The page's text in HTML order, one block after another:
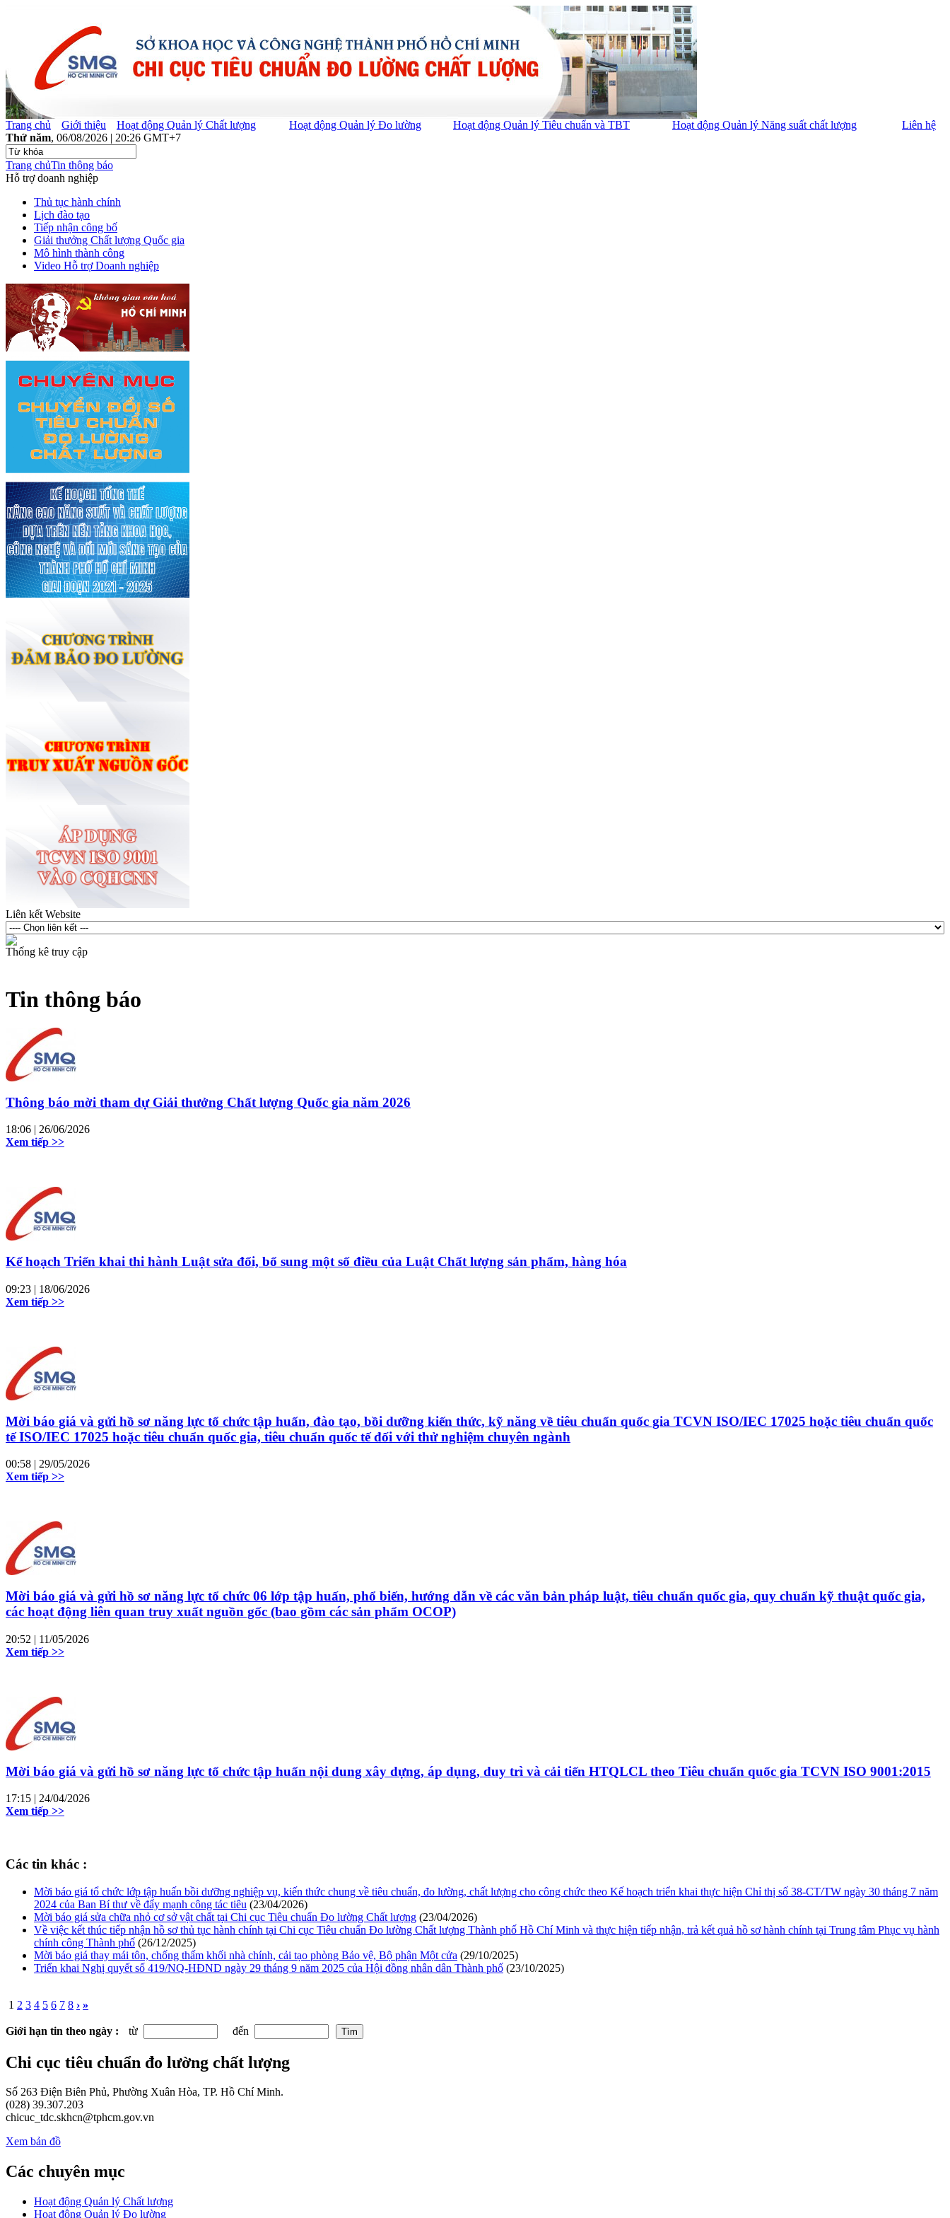
Trang chủ Giới thiệu Hoạt động Quản lý Chất lượng Hoạt động Quản lý Đo lường Hoạt động Quản lý Tiêu chuẩn và TBT Hoạt động Quản lý Năng suất chất lượng
Liên hệ
Thứ năm, 06/08/2026 | 20:26 GMT+7
Trang chủTin thông báo
Hỗ trợ doanh nghiệp
Thủ tục hành chính
Lịch đào tạo
Tiếp nhận công bố
Giải thưởng Chất lượng Quốc gia
Mô hình thành công
Video Hỗ trợ Doanh nghiệp
Liên kết Website
Thống kê truy cập
Tin thông báo
Thông báo mời tham dự Giải thưởng Chất lượng Quốc gia năm 2026
18:06 | 26/06/2026
Xem tiếp >>
Kế hoạch Triển khai thi hành Luật sửa đổi, bổ sung một số điều của Luật Chất lượng sản phẩm, hàng hóa
09:23 | 18/06/2026
Xem tiếp >>
Mời báo giá và gửi hồ sơ năng lực tổ chức tập huấn, đào tạo, bồi dưỡng kiến thức, kỹ năng về tiêu chuẩn quốc gia TCVN ISO/IEC 17025 hoặc tiêu chuẩn quốc
tế ISO/IEC 17025 hoặc tiêu chuẩn quốc gia, tiêu chuẩn quốc tế đối với thử nghiệm chuyên ngành
00:58 | 29/05/2026
Xem tiếp >>
Mời báo giá và gửi hồ sơ năng lực tổ chức 06 lớp tập huấn, phổ biến, hướng dẫn về các văn bản pháp luật, tiêu chuẩn quốc gia, quy chuẩn kỹ thuật quốc gia,
các hoạt động liên quan truy xuất nguồn gốc (bao gồm các sản phẩm OCOP)
20:52 | 11/05/2026
Xem tiếp >>
Mời báo giá và gửi hồ sơ năng lực tổ chức tập huấn nội dung xây dựng, áp dụng, duy trì và cải tiến HTQLCL theo Tiêu chuẩn quốc gia TCVN ISO 9001:2015
17:15 | 24/04/2026
Xem tiếp >>
Các tin khác :
Mời báo giá tổ chức lớp tập huấn bồi dưỡng nghiệp vụ, kiến thức chung về tiêu chuẩn, đo lường, chất lượng cho công chức theo Kế hoạch triển khai thực hiện Chỉ thị số 38-CT/TW ngày 30 tháng 7 năm
2024 của Ban Bí thư về đẩy mạnh công tác tiêu (23/04/2026)
Mời báo giá sửa chữa nhỏ cơ sở vật chất tại Chi cục Tiêu chuẩn Đo lường Chất lượng (23/04/2026)
Về việc kết thúc tiếp nhận hồ sơ thủ tục hành chính tại Chi cục Tiêu chuẩn Đo lường Chất lượng Thành phố Hồ Chí Minh và thực hiện tiếp nhận, trả kết quả hồ sơ hành chính tại Trung tâm Phục vụ hành
chính công Thành phố (26/12/2025)
Mời báo giá thay mái tôn, chống thấm khối nhà chính, cải tạo phòng Bảo vệ, Bộ phận Một cửa (29/10/2025)
Triển khai Nghị quyết số 419/NQ-HĐND ngày 29 tháng 9 năm 2025 của Hội đồng nhân dân Thành phố (23/10/2025)
1 2 3 4 5 6 7 8 › »
Giới hạn tin theo ngày : từ đến Tìm
Chi cục tiêu chuẩn đo lường chất lượng
Số 263 Điện Biên Phủ, Phường Xuân Hòa, TP. Hồ Chí Minh.
(028) 39.307.203
chicuc_tdc.skhcn@tphcm.gov.vn
Xem bản đồ
Các chuyên mục
Hoạt động Quản lý Chất lượng
Hoạt động Quản lý Đo lường